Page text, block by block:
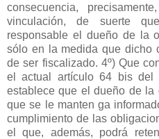
consecuencia,
vinculación, de suerte
responsable el dueño de la
sólo en la medida que dicho
de ser fiscalizado. 4º) Que
el actual artículo 64 bis del
establece que el dueño de la
que se le manten ga
cumplimiento de las
el que, además, podrá